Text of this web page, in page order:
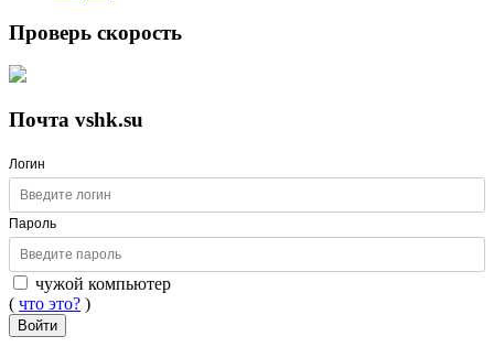
Проверь скорость
Почта vshk.su
Логин
Пароль
чужой компьютер
( что это? )
Войти